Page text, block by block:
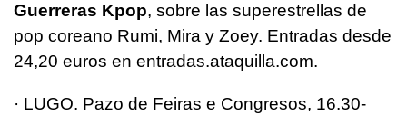
Guerreras Kpop, sobre las superestrellas de
pop coreano Rumi, Mira y Zoey. Entradas desde
24,20 euros en entradas.ataquilla.com.
· LUGO. Pazo de Feiras e Congresos, 16.30-